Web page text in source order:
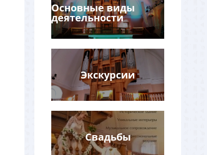
Основные виды
деятельности
Экскурсии
Свадьбы